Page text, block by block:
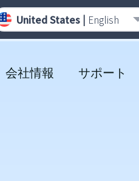
会社情報 サポート
United States | English